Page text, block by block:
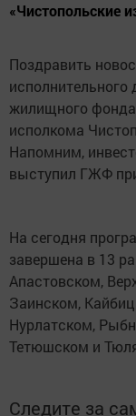
«Чистопольские
Поздравить
исполнительного
жилищного фонда
исполкома
Напомним,
выступил ГЖФ
На сегодня
завершена в 13
Апастовском,
Заинском,
Нурлатском,
Тетюшском и
Следите за